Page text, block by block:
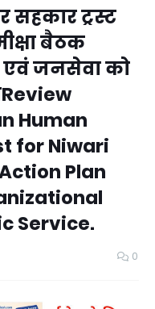
of Annabhau Sathe,
history.
सहकार ट्रस्ट
बैठक
एवं जनसेवा को
Human
for Niwari
Plan
Service.
0